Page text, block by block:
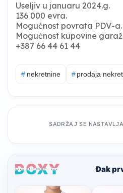
Useljiv u januaru 2024.g.
136 000 evra.
Mogućnost povrata PDV-a.
Mogućnost kupovine
+387 66 44 61 44
# nekretnine # prodaja
SADRŽAJ SE